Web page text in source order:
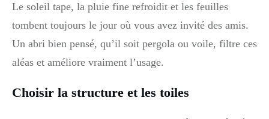
Le soleil tape, la pluie fine refroidit et les feuilles
tombent toujours le jour où vous avez invité des amis.
Un abri bien pensé, qu’il soit pergola ou voile, filtre ces
aléas et améliore vraiment l’usage.
Choisir la structure et les toiles